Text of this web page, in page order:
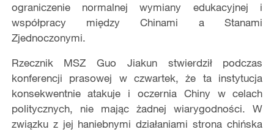
ograniczenie normalnej wymiany edukacyjnej i
współpracy między Chinami a Stanami
Zjednoczonymi.
Rzecznik MSZ Guo Jiakun stwierdził podczas
konferencji prasowej w czwartek, że ta instytucja
konsekwentnie atakuje i oczernia Chiny w celach
politycznych, nie mając żadnej wiarygodności. W
związku z jej haniebnymi działaniami strona chińska